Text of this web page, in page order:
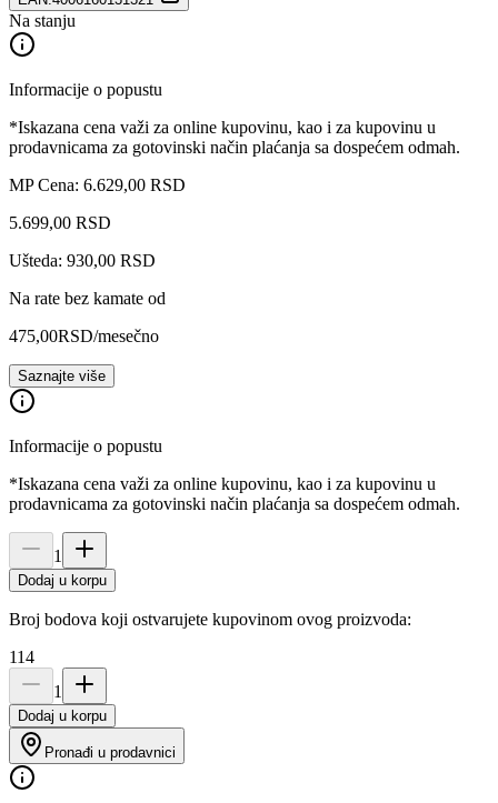
Na stanju
Informacije o popustu
*Iskazana cena važi za online kupovinu, kao i za kupovinu u
prodavnicama za gotovinski način plaćanja sa dospećem odmah.
MP Cena: 6.629,00 RSD
5.699,00 RSD
Ušteda: 930,00 RSD
Na rate bez kamate od
475,00RSD/mesečno
Saznajte više
Informacije o popustu
*Iskazana cena važi za online kupovinu, kao i za kupovinu u
prodavnicama za gotovinski način plaćanja sa dospećem odmah.
1
Dodaj u korpu
Broj bodova koji ostvarujete kupovinom ovog proizvoda:
114
1
Dodaj u korpu
Pronađi u prodavnici